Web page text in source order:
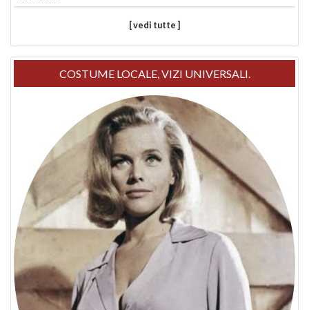
[ vedi tutte ]
COSTUME LOCALE, VIZI UNIVERSALI.